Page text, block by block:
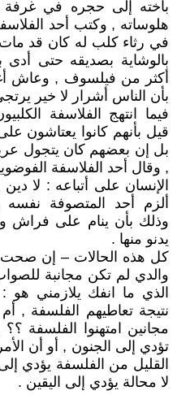
بأخته إلى حجره في
هلوساته , وكتب أحد
في رثاء كلب له كان قد
بالوشاية بصديقه حتى أدى
أكثر من فيلسوف , وعاش
بأن الناس أشرار لا خير
فيما انتهج الفلاسفة
قيل بأنهم كانوا يعتاشون
بل إن بعضهم كان يتجول
, وقال أحد الفلاسفة
الإنسان على أتباعه : لا
ألزم أحد المتصوفة نفسه
وذلك بأن ينام على فراش
يدنو منها .
كل هذه الحالات – إن
والدي لم تكن مجانبة
الذي ما انفك يلازمني هو
نتيجة تعاطيهم الفلسفة ,
مجانين امتهنوا الفلسفة
تؤدي إلى الجنون , أو أن
القليل من الفلسفة يؤدي إلى
لا محالة يؤدي إلى اليقين .